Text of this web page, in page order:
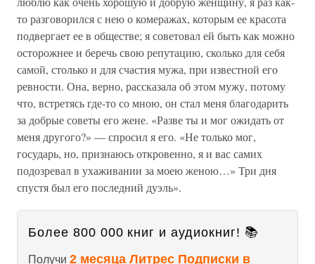
то разговорился с нею о комеражах, которым ее красота
подвергает ее в обществе; я советовал ей быть как можно
осторожнее и беречь свою репутацию, сколько для себя
самой, столько и для счастия мужа, при известной его
ревности. Она, верно, рассказала об этом мужу, потому
что, встретясь где-то со мною, он стал меня благодарить
за добрые советы его жене. «Разве ты и мог ожидать от
меня другого?» — спросил я его. «Не только мог,
государь, но, признаюсь откровенно, я и вас самих
подозревал в ухаживании за моею женою…» Три дня
спустя был его последний дуэль».
Более 800 000 книг и аудиокниг! 📚
Получи 2 месяца Литрес Подписки в